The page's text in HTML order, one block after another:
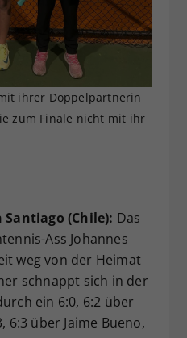
ihrer Doppelpartnerin
zum Finale nicht mit ihr
Santiago (Chile): Das
Ass Johannes
weg von der Heimat
schnappt sich in der
ein 6:0, 6:2 über
6:3 über Jaime Bueno,